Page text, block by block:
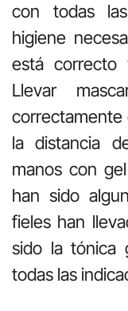
con todas
higiene
está correcto
Llevar
correctamente
la distancia
manos con
han sido
fieles han
sido la tónica
todas las